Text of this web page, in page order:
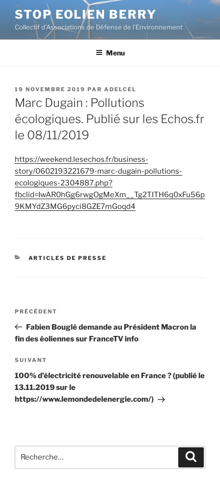
contenu
principal
STOP EOLIEN BERRY
Collectif d'Associations de Défense de l’Environnement
Menu
PUBLIÉ
LE
19 NOVEMBRE 2019 PAR ADELCEL
Marc Dugain : Pollutions
écologiques. Publié sur les Echos.fr
le 08/11/2019
https://weekend.lesechos.fr/business-
story/0602193221679-marc-dugain-pollutions-
ecologiques-2304887.php?
fbclid=IwAR0hGg6rwgOgMeXm__Tg2TITH6q0xFu56p
9KMYdZ3MG6pyci8GZE7mGoqd4
CATÉGORIES
ARTICLES DE PRESSE
Navigation
l’article
Article
précédent
PRÉCÉDENT
Fabien Bouglé demande au Président Macron la
fin des éoliennes sur FranceTV info
Article
suivant
SUIVANT
100% d’électricité renouvelable en France ? (publié le
13.11.2019 sur le
https://www.lemondedelenergie.com/)
pour